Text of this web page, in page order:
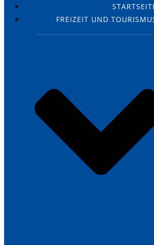
FREIZEIT UND